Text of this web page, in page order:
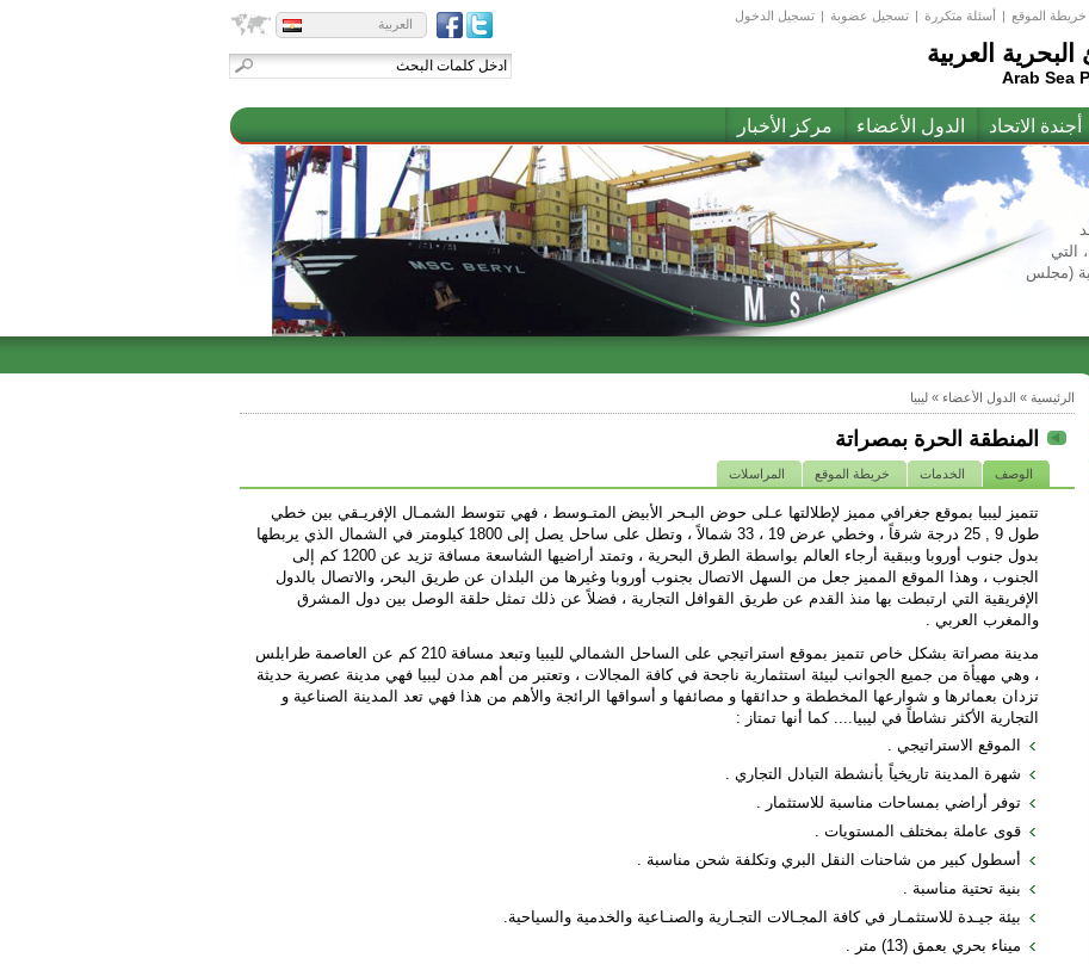
خريطة الموقع | أسئلة متكررة | تسجيل عضوبة | تسجيل الدخول
البحرية العربية
Arab Sea
العربية
أجندة الاتحاد الدول الأعضاء مركز الأخبار
التي
(مجلس
الرئيسية » الدول الأعضاء »ليبيا
المنطقة الحرة بمصراتة
الوصف الخدمات خريطة الموقع المراسلات
تتميز ليبيا بموقع جغرافي مميز لإطلالتها عـلى حوض البـحر الأبيض المتـوسط ، فهي تتوسط الشمـال الإفريـقي بين خطي
طول 9 , 25 درجة شرقاً ، وخطي عرض 19 ، 33 شمالاً ، وتطل على ساحل يصل إلى 1800 كيلومتر في الشمال الذي يربطها
بدول جنوب أوروبا وببقية أرجاء العالم بواسطة الطرق البحرية ، وتمتد أراضيها الشاسعة مسافة تزيد عن 1200 كم إلى
الجنوب ، وهذا الموقع المميز جعل من السهل الاتصال بجنوب أوروبا وغيرها من البلدان عن طريق البحر، والاتصال بالدول
الإفريقية التي ارتبطت بها منذ القدم عن طريق القوافل التجارية ، فضلاً عن ذلك تمثل حلقة الوصل بين دول المشرق
والمغرب العربي .
مدينة مصراتة بشكل خاص تتميز بموقع استراتيجي على الساحل الشمالي لليبيا وتبعد مسافة 210 كم عن العاصمة طرابلس
، وهي مهيأة من جميع الجوانب لبيئة استثمارية ناجحة في كافة المجالات ، وتعتبر من أهم مدن ليبيا فهي مدينة عصرية حديثة
تزدان بعمائرها و شوارعها المخططة و حدائقها و مصائفها و أسواقها الرائجة والأهم من هذا فهي تعد المدينة الصناعية و
التجارية الأكثر نشاطاً في ليبيا.... كما أنها تمتاز :
الموقع الاستراتيجي .
شهرة المدينة تاريخياً بأنشطة التبادل التجاري .
توفر أراضي بمساحات مناسبة للاستثمار .
قوى عاملة بمختلف المستويات .
أسطول كبير من شاحنات النقل البري وتكلفة شحن مناسبة .
بنية تحتية مناسبة .
بيئة جيـدة للاستثمـار في كافة المجـالات التجـارية والصنـاعية والخدمية والسياحية.
ميناء بحري بعمق (13) متر .